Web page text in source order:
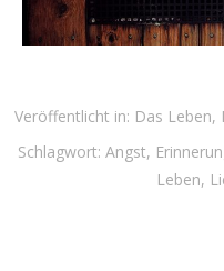
Veröffentlicht in: Das Leben,
Schlagwort: Angst,
Leben,